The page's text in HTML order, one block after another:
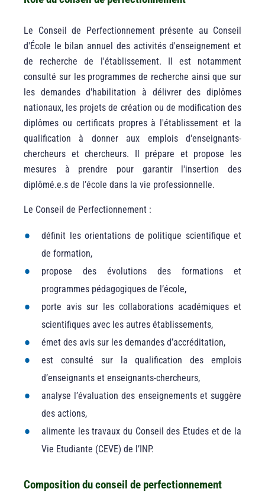
Le Conseil de Perfectionnement présente au Conseil
d'École le bilan annuel des activités d'enseignement et
de recherche de l'établissement. Il est notamment
consulté sur les programmes de recherche ainsi que sur
les demandes d'habilitation à délivrer des diplômes
nationaux, les projets de création ou de modification des
diplômes ou certificats propres à l'établissement et la
qualification à donner aux emplois d'enseignants-
chercheurs et chercheurs. Il prépare et propose les
mesures à prendre pour garantir l'insertion des
diplômé.e.s de l’école dans la vie professionnelle.
Le Conseil de Perfectionnement :
définit les orientations de politique scientifique et
de formation,
propose des évolutions des formations et
programmes pédagogiques de l’école,
porte avis sur les collaborations académiques et
scientifiques avec les autres établissements,
émet des avis sur les demandes d’accréditation,
est consulté sur la qualification des emplois
d’enseignants et enseignants-chercheurs,
analyse l’évaluation des enseignements et suggère
des actions,
alimente les travaux du Conseil des Etudes et de la
Vie Etudiante (CEVE) de l’INP.
Composition du conseil de perfectionnement